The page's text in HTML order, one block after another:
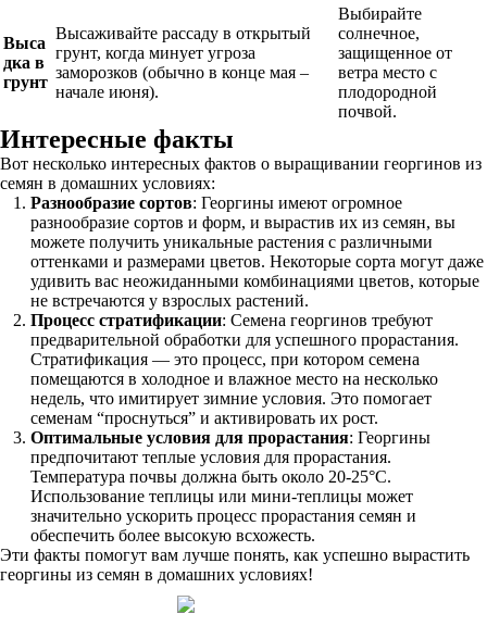
Выса
дка в
грунт
Высаживайте рассаду в открытый
грунт, когда минует угроза
заморозков (обычно в конце мая –
начале июня).
Выбирайте
солнечное,
защищенное от
ветра место с
плодородной
почвой.
Интересные факты
Вот несколько интересных фактов о выращивании георгинов из
семян в домашних условиях:
Разнообразие сортов: Георгины имеют огромное
разнообразие сортов и форм, и вырастив их из семян, вы
можете получить уникальные растения с различными
оттенками и размерами цветов. Некоторые сорта могут даже
удивить вас неожиданными комбинациями цветов, которые
не встречаются у взрослых растений.
Процесс стратификации: Семена георгинов требуют
предварительной обработки для успешного прорастания.
Стратификация — это процесс, при котором семена
помещаются в холодное и влажное место на несколько
недель, что имитирует зимние условия. Это помогает
семенам “проснуться” и активировать их рост.
Оптимальные условия для прорастания: Георгины
предпочитают теплые условия для прорастания.
Температура почвы должна быть около 20-25°C.
Использование теплицы или мини-теплицы может
значительно ускорить процесс прорастания семян и
обеспечить более высокую всхожесть.
Эти факты помогут вам лучше понять, как успешно вырастить
георгины из семян в домашних условиях!